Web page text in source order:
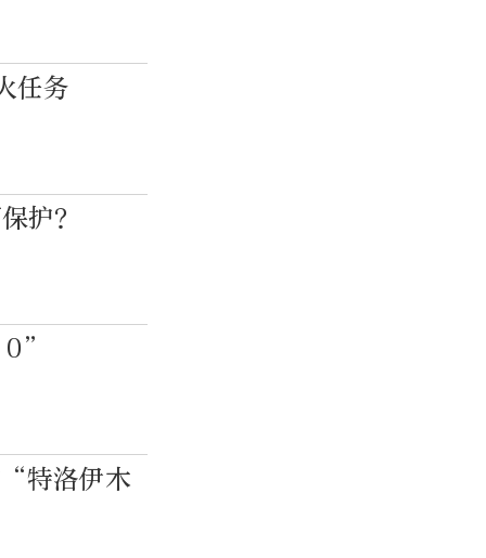
任务
护？
“特洛伊木